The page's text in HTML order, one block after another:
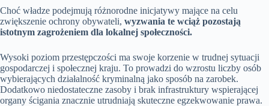
Choć władze podejmują różnorodne inicjatywy mające na celu
zwiększenie ochrony obywateli, wyzwania te wciąż pozostają
istotnym zagrożeniem dla lokalnej społeczności.
Wysoki poziom przestępczości ma swoje korzenie w trudnej sytuacji
gospodarczej i społecznej kraju. To prowadzi do wzrostu liczby osób
wybierających działalność kryminalną jako sposób na zarobek.
Dodatkowo niedostateczne zasoby i brak infrastruktury wspierającej
organy ścigania znacznie utrudniają skuteczne egzekwowanie prawa.